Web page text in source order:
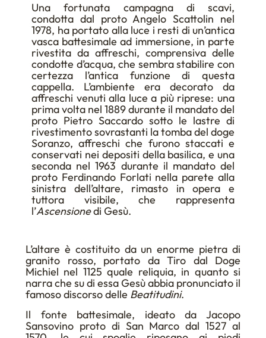
Una fortunata campagna di scavi,
condotta dal proto Angelo Scattolin nel
1978, ha portato alla luce i resti di un’antica
vasca battesimale ad immersione, in parte
rivestita da affreschi, comprensiva delle
condotte d’acqua, che sembra stabilire con
certezza l’antica funzione di questa
cappella. L’ambiente era decorato da
affreschi venuti alla luce a più riprese: una
prima volta nel 1889 durante il mandato del
proto Pietro Saccardo sotto le lastre di
rivestimento sovrastanti la tomba del doge
Soranzo, affreschi che furono staccati e
conservati nei depositi della basilica, e una
seconda nel 1963 durante il mandato del
proto Ferdinando Forlati nella parete alla
sinistra dell’altare, rimasto in opera e
tuttora visibile, che rappresenta
l’Ascensionedi Gesù.
L’altare è costituito da un enorme pietra di
granito rosso, portato da Tiro dal Doge
Michiel nel 1125 quale reliquia, in quanto si
narra che su di essa Gesù abbia pronunciato il
famoso discorso delle Beatitudini.
Il fonte battesimale, ideato da Jacopo
Sansovino proto di San Marco dal 1527 al